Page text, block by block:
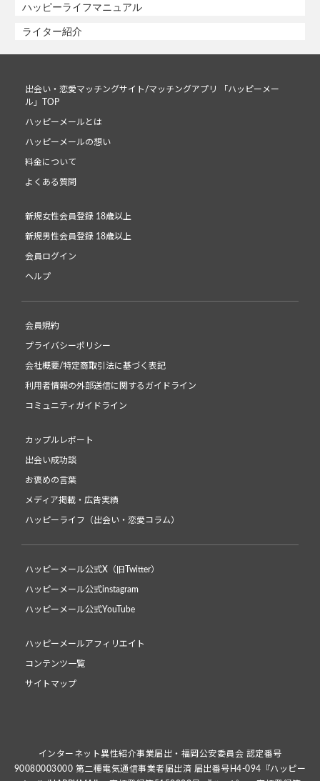
ハッピーライフマニュアル
ライター紹介
出会い・恋愛マッチングサイト/マッチングアプリ 「ハッピーメー
ル」TOP
ハッピーメールとは
ハッピーメールの想い
料金について
よくある質問
新規女性会員登録 18歳以上
新規男性会員登録 18歳以上
会員ログイン
ヘルプ
会員規約
プライバシーポリシー
会社概要/特定商取引法に基づく表記
利用者情報の外部送信に関するガイドライン
コミュニティガイドライン
カップルレポート
出会い成功談
お褒めの言葉
メディア掲載・広告実績
ハッピーライフ（出会い・恋愛コラム）
ハッピーメール公式X（旧Twitter）
ハッピーメール公式instagram
ハッピーメール公式YouTube
ハッピーメールアフィリエイト
コンテンツ一覧
サイトマップ
インターネット異性紹介事業届出・福岡公安委員会 認定番号
90080003000 第二種電気通信事業者届出済 届出番号H4-094『ハッピー